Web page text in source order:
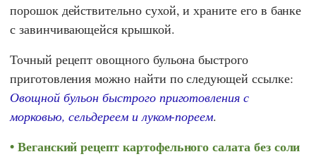
порошок действительно сухой, и храните его в банке
с завинчивающейся крышкой.
Точный рецепт овощного бульона быстрого
приготовления можно найти по следующей ссылке:
Овощной бульон быстрого приготовления с
морковью, сельдереем и луком-пореем.
Веганский рецепт картофельного салата без соли